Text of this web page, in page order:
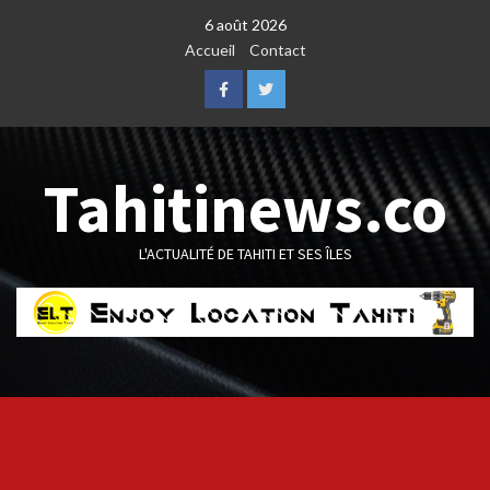
6 août 2026
Accueil
Contact
FacebookTwitter
Tahitinews.co
L'ACTUALITÉ DE TAHITI ET SES ÎLES